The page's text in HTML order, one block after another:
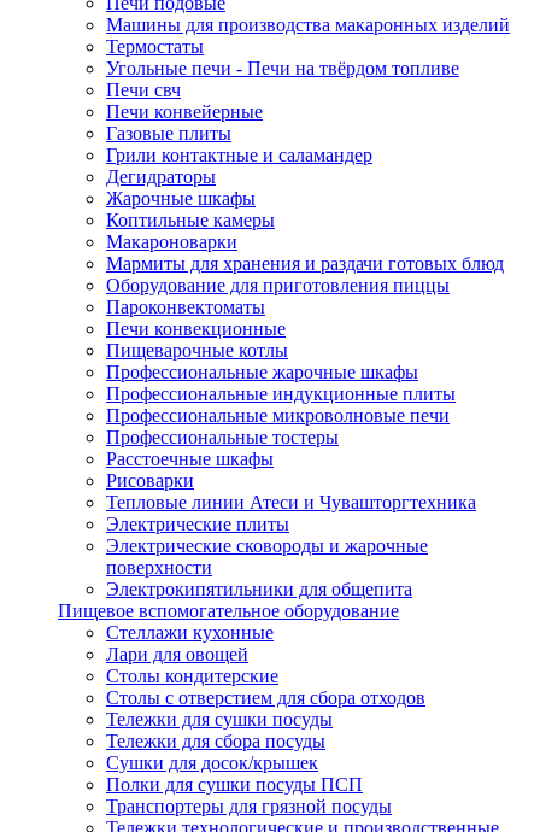
Машины для производства макаронных изделий
Термостаты
Угольные печи - Печи на твёрдом топливе
Печи свч
Печи конвейерные
Газовые плиты
Грили контактные и саламандер
Дегидраторы
Жарочные шкафы
Коптильные камеры
Макароноварки
Мармиты для хранения и раздачи готовых блюд
Оборудование для приготовления пиццы
Пароконвектоматы
Печи конвекционные
Пищеварочные котлы
Профессиональные жарочные шкафы
Профессиональные индукционные плиты
Профессиональные микроволновые печи
Профессиональные тостеры
Расстоечные шкафы
Рисоварки
Тепловые линии Атеси и Чувашторгтехника
Электрические плиты
Электрические сковороды и жарочные
поверхности
Электрокипятильники для общепита
Пищевое вспомогательное оборудование
Стеллажи кухонные
Лари для овощей
Столы кондитерские
Столы с отверстием для сбора отходов
Тележки для сушки посуды
Тележки для сбора посуды
Сушки для досок/крышек
Полки для сушки посуды ПСП
Транспортеры для грязной посуды
Тележки технологические и производственные